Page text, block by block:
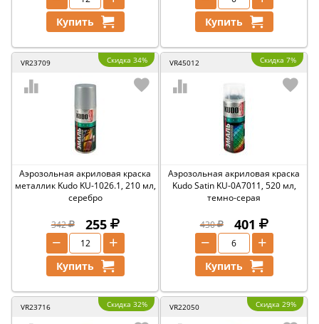
Купить Купить
VR23709 Скидка 34%
Аэрозольная акриловая краска
металлик Kudo KU-1026.1, 210 мл,
серебро
342 255
+
−
Купить
VR45012 Скидка 7%
Аэрозольная акриловая краска
Kudo Satin KU-0A7011, 520 мл,
темно-серая
430 401
+
−
Купить
VR23716 Скидка 32% VR22050 Скидка 29%